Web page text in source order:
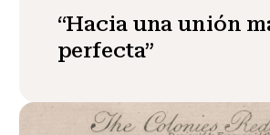
“Hacia una unión
perfecta”